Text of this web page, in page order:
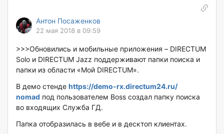
Антон Посаженков
22 мая 2018 в 09:59
>>>Обновились и мобильные приложения – DIRECTUM
Solo и DIRECTUM Jazz поддерживают папки поиска и
папки из области «Мой DIRECTUM».
В демо стенде https://demo-rx.directum24.ru/
nomad под пользователем Boss создал папку поиска
во входящих Служба ГД.
Папка отобразилась в вебе и в десктоп клиентах.